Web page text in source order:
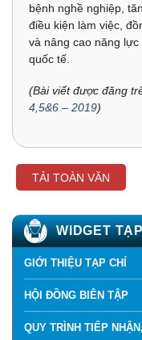
bệnh nghề nghiệp,
điều kiện làm việc,
và nâng cao năng
quốc tế.
(Bài viết được đăng
4,5&6 – 2019)
TẢI TOÀN VĂN
WIDGET
GIỚI THIỆU TẠP CHÍ
HỘI ĐỒNG BIÊN TẬP
QUY TRÌNH TIẾP